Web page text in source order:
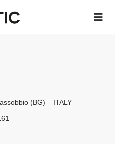
(BG) – ITALY